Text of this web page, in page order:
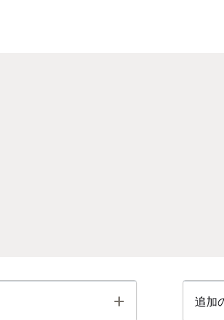
Toggle 追加